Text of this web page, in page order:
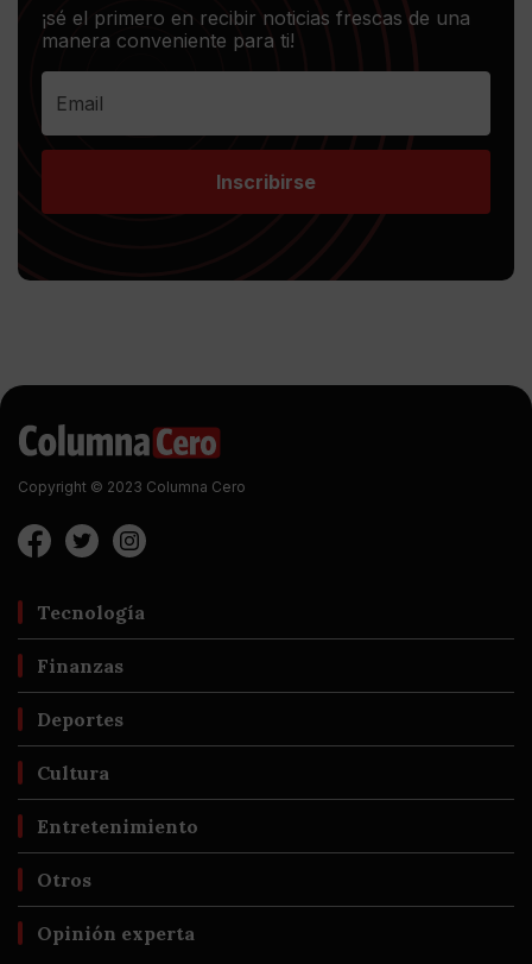
¡sé el primero en recibir noticias frescas de una
manera conveniente para ti!
Inscribirse
Copyright © 2023 Columna Cero
Tecnología
Finanzas
Deportes
Cultura
Entretenimiento
Otros
Opinión experta